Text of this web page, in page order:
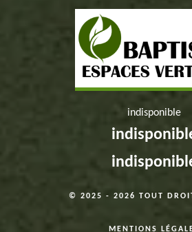
indisponible
© 2025 - 2026 TOUT
MENTIONS